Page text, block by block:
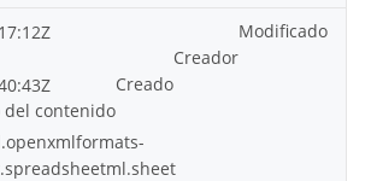
Modificado
Creador
Creado
del contenido